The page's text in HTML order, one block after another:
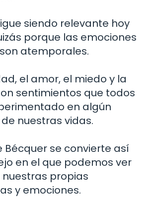
siendo relevante hoy
porque las emociones
atemporales.
el amor, el miedo y la
sentimientos que todos
en algún
nuestras vidas.
Bécquer se convierte así
en el que podemos ver
propias
y emociones.